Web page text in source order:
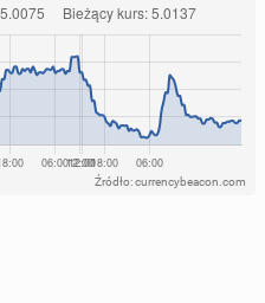
Źródło: currencybeacon.com